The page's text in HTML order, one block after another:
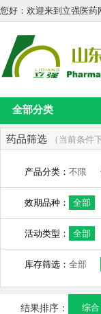
您好：欢迎来到立强医药
全部分类
药品筛选 （当前条件
产品分类： 不限
效期品种： 全部
活动类型： 全部
库存筛选： 全部
结果排序： 综合